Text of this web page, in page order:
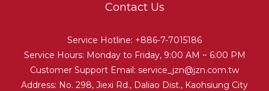
Contact Us
Service Hotline: +886-7-7015186
Service Hours: Monday to Friday, 9:00 AM ~ 6:00 PM
Customer Support Email: service_jzn@jzn.com.tw
Address: No. 298, Jiexi Rd., Daliao Dist., Kaohsiung City